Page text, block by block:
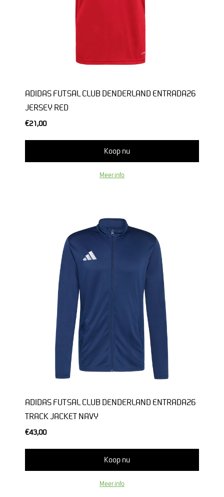
ADIDAS FUTSAL CLUB DENDERLAND ENTRADA26
JERSEY RED
€21,00
Koop nu
Meer info
ADIDAS FUTSAL CLUB DENDERLAND ENTRADA26
TRACK JACKET NAVY
€43,00
Koop nu
Meer info